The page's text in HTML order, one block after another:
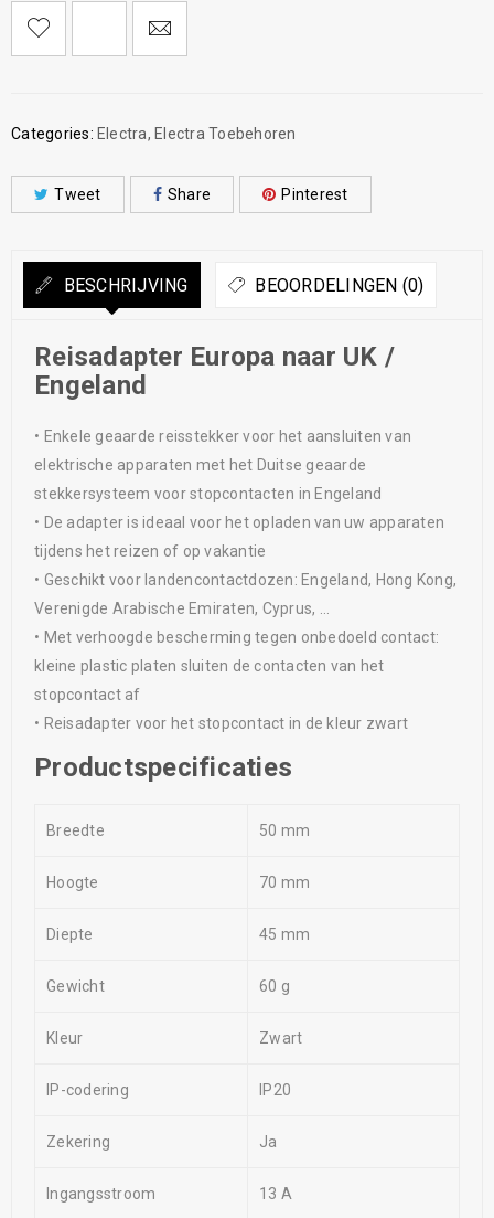
Categories: Electra, Electra Toebehoren
Tweet Share Pinterest
BESCHRIJVING BEOORDELINGEN (0)
Reisadapter Europa naar UK /
Engeland
• Enkele geaarde reisstekker voor het aansluiten van
elektrische apparaten met het Duitse geaarde
stekkersysteem voor stopcontacten in Engeland
• De adapter is ideaal voor het opladen van uw apparaten
tijdens het reizen of op vakantie
• Geschikt voor landencontactdozen: Engeland, Hong Kong,
Verenigde Arabische Emiraten, Cyprus, …
• Met verhoogde bescherming tegen onbedoeld contact:
kleine plastic platen sluiten de contacten van het
stopcontact af
• Reisadapter voor het stopcontact in de kleur zwart
Productspecificaties
Breedte 50 mm
Hoogte 70 mm
Diepte 45 mm
Gewicht 60 g
Kleur Zwart
IP-codering IP20
Zekering Ja
Ingangsstroom 13 A